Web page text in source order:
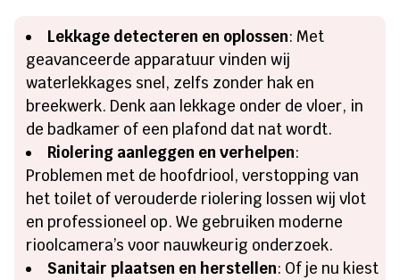
Lekkage detecteren en oplossen: Met
geavanceerde apparatuur vinden wij
waterlekkages snel, zelfs zonder hak en
breekwerk. Denk aan lekkage onder de vloer, in
de badkamer of een plafond dat nat wordt.
Riolering aanleggen en verhelpen:
Problemen met de hoofdriool, verstopping van
het toilet of verouderde riolering lossen wij vlot
en professioneel op. We gebruiken moderne
rioolcamera’s voor nauwkeurig onderzoek.
Sanitair plaatsen en herstellen: Of je nu kiest